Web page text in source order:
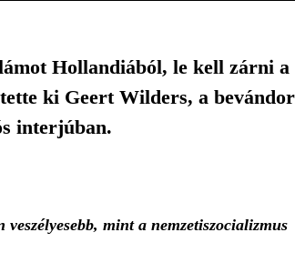
Hollandiából, le kell zárni
ki Geert Wilders, a
interjúban.
mint a nemzetiszocializmus